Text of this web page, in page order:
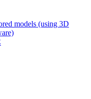
models (using 3D